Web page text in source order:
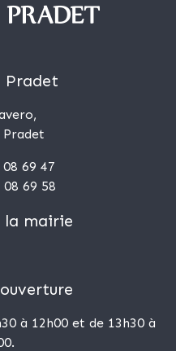
Pradet
Pradet
69 47
69 58
la mairie
à 12h00 et de 13h30 à